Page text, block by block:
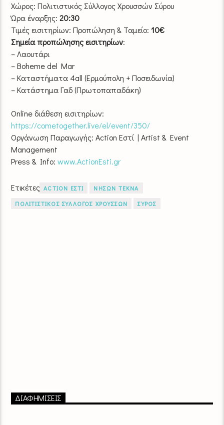
Χώρος: Πολιτιστικός Σύλλογος Χρουσσών Σύρου
Ώρα έναρξης: 20:30
Τιμές εισιτηρίων: Προπώληση & Ταμείο:10€
Σημεία προπώλησης εισιτηρίων:
– Λαουτάρι
– Boheme del Mar
– Καταστήματα 4all (Ερμούπολη + Ποσειδωνία)
– Κατάστημα Γαδ (Πρωτοπαπαδάκη)
Online διάθεση εισιτηρίων:
https://cometogether.live/el/event/350/
Οργάνωση Παραγωγής: Action Εστί | Artist & Event
Management
Press & Info: www.ActionEsti.gr
Ετικέτες ACTION ΕΣΤΙ
ΝΗΣΩΝ ΤΕΚΝΑ
ΠΟΛΙΤΙΣΤΙΚΟΣ ΣΥΛΛΟΓΟΣ ΧΡΟΥΣΣΩΝ
ΣΥΡΟΣ
ΔΙΑΦΗΜΙΣΕΙΣ